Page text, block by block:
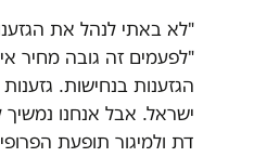
"לא באתי לנהל את
"לפעמים זה גובה מחיר
הגזענות בנחישות.
ישראל. אבל אנחנו נמשיך
דת ולמיגור תופעת